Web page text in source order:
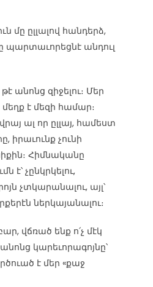
մը ըլլալով հանդերձ,
անդուլ
անոնց զիջելու։ Մեր
մեղք է մեզի համար։
ալ որ ըլլայ, համեստ
իրաւունք չունի
Հիմնականը
չընկրկելու,
չտկարանալու, այլ՝
ներկայանալու։
վճռած ենք ո՛չ մէկ
կարեւորագոյնը՝
է մեր «քաջ